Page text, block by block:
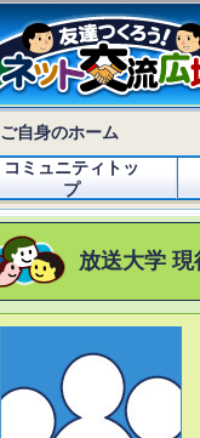
ご自身のホーム
コミュニティトッ
プ
放送大学